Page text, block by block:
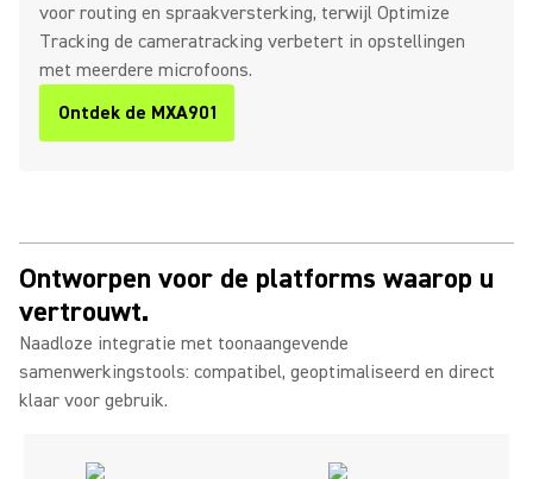
voor routing en spraakversterking, terwijl Optimize
Tracking de cameratracking verbetert in opstellingen
met meerdere microfoons.
Ontdek de MXA901
Ontworpen voor de platforms waarop u
vertrouwt.
Naadloze integratie met toonaangevende
samenwerkingstools: compatibel, geoptimaliseerd en direct
klaar voor gebruik.